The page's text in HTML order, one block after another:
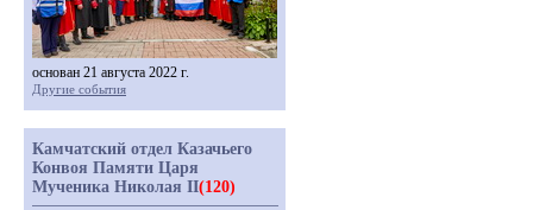
основан 21 августа 2022 г.
Другие события
Камчатский отдел Казачьего
Конвоя Памяти Царя
Мученика Николая II(120)